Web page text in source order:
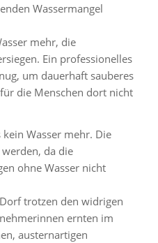
Wassermangel
mehr, die
Ein professionelles
um dauerhaft sauberes
die Menschen dort nicht
Wasser mehr. Die
werden, da die
ohne Wasser nicht
trotzen den widrigen
ernten im
austernartigen